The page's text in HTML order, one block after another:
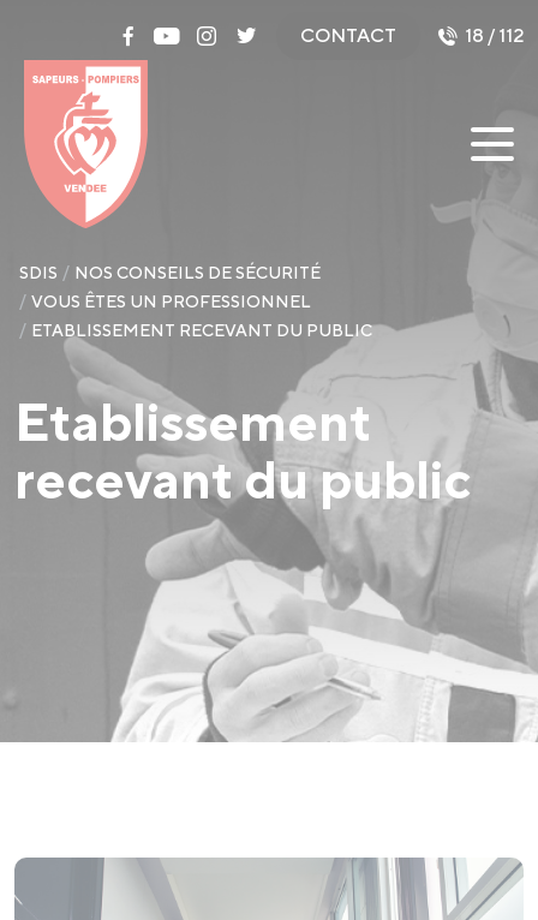
CONTACT 18 / 112
SDIS
NOS CONSEILS DE SÉCURITÉ
VOUS ÊTES UN PROFESSIONNEL
ETABLISSEMENT RECEVANT DU PUBLIC
Etablissement
recevant du public